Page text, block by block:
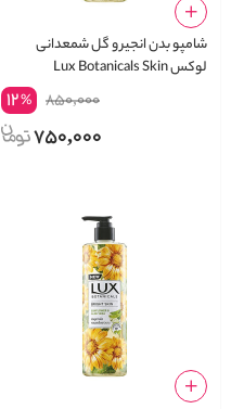
شامپو بدن انجیر و گل شمعدانی
لوکس Lux Botanicals Skin
Renewal Fig Extract and Geranium
850,000
12%
750,000